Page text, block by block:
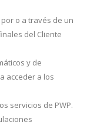
o a través de un
del Cliente
y de
acceder a los
servicios de PWP.